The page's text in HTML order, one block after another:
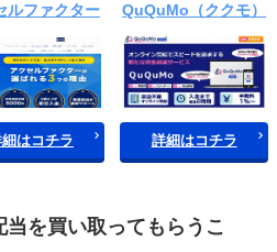
ルファクター
はコチラ
QuQuMo（ククモ）
詳細はコチラ
を買い取ってもらうこ